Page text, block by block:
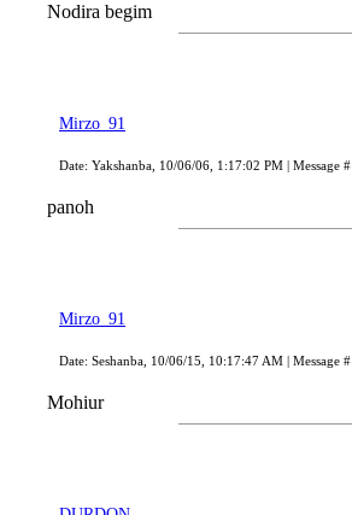
Nodira begim
Mirzo_91
Date: Yakshanba, 10/06/06, 1:17:02 PM | Message #
panoh
Mirzo_91
Date: Seshanba, 10/06/15, 10:17:47 AM | Message #
Mohiur